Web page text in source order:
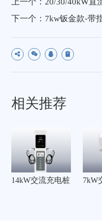
下一个：7kw钣金款-带
相关推荐
14kW交流充电桩 7kW